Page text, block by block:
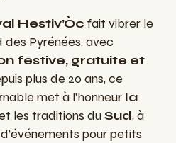
Hestiv’Òc fait vibrer le
des Pyrénées, avec
festive, gratuite et
plus de 20 ans, ce
met à l’honneur la
les traditions duSud, à
pour petits